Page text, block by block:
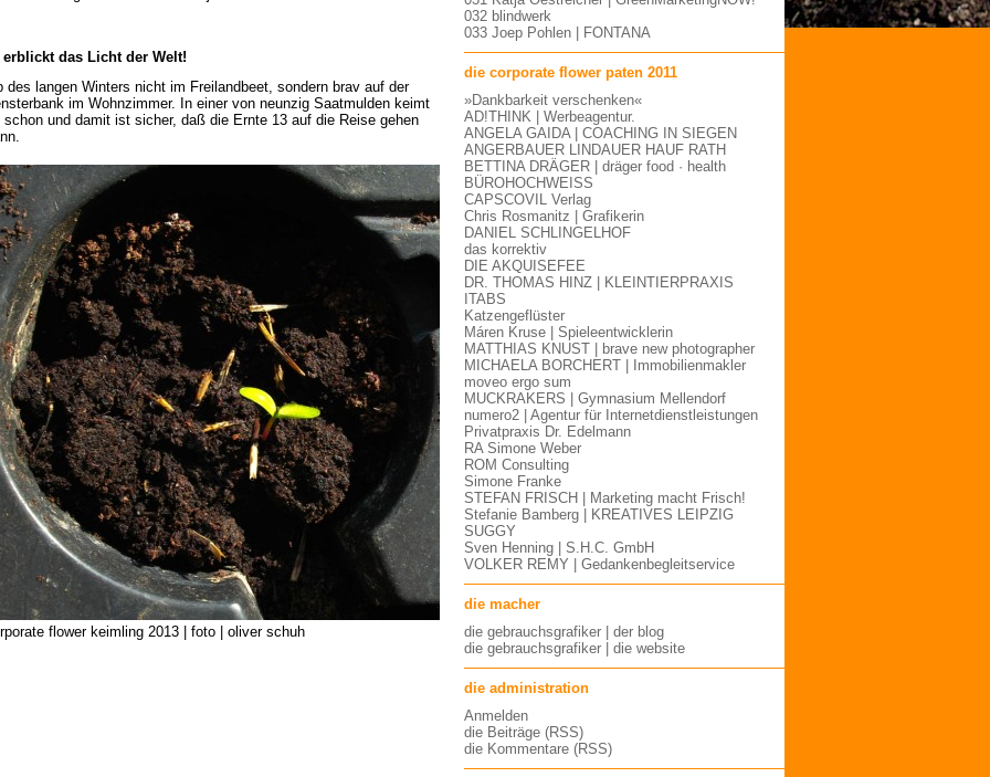
das Licht der Welt!
des langen Winters nicht im Freilandbeet, sondern brav auf der
im Wohnzimmer. In einer von neunzig Saatmulden keimt
schon und damit ist sicher, daß die Ernte 13 auf die Reise gehen
flower keimling 2013 | foto | oliver schuh
032 blindwerk
033 Joep Pohlen | FONTANA
die corporate flower paten 2011
»Dankbarkeit verschenken«
AD!THINK | Werbeagentur.
ANGELA GAIDA | COACHING IN SIEGEN
ANGERBAUER LINDAUER HAUF RATH
BETTINA DRÄGER | dräger food · health
BÜROHOCHWEISS
CAPSCOVIL Verlag
Chris Rosmanitz | Grafikerin
DANIEL SCHLINGELHOF
das korrektiv
DIE AKQUISEFEE
DR. THOMAS HINZ | KLEINTIERPRAXIS
ITABS
Katzengeflüster
Máren Kruse | Spieleentwicklerin
MATTHIAS KNUST | brave new photographer
MICHAELA BORCHERT | Immobilienmakler
moveo ergo sum
MUCKRAKERS | Gymnasium Mellendorf
numero2 | Agentur für Internetdienstleistungen
Privatpraxis Dr. Edelmann
RA Simone Weber
ROM Consulting
Simone Franke
STEFAN FRISCH | Marketing macht Frisch!
Stefanie Bamberg | KREATIVES LEIPZIG
SUGGY
Sven Henning | S.H.C. GmbH
VOLKER REMY | Gedankenbegleitservice
die macher
die gebrauchsgrafiker | der blog
die gebrauchsgrafiker | die website
die administration
Anmelden
die Beiträge (RSS)
die Kommentare (RSS)